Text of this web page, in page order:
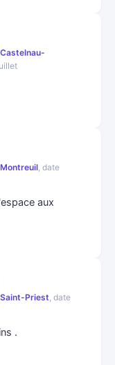
, date
aux
Priest, date
.